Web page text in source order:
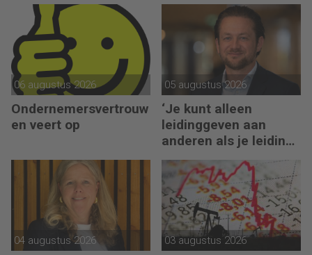
06 augustus 2026
Ondernemersvertrouw
en veert op
05 augustus 2026
‘Je kunt alleen
leidinggeven aan
anderen als je leiding
kunt geven aan jezelf’
04 augustus 2026 03 augustus 2026